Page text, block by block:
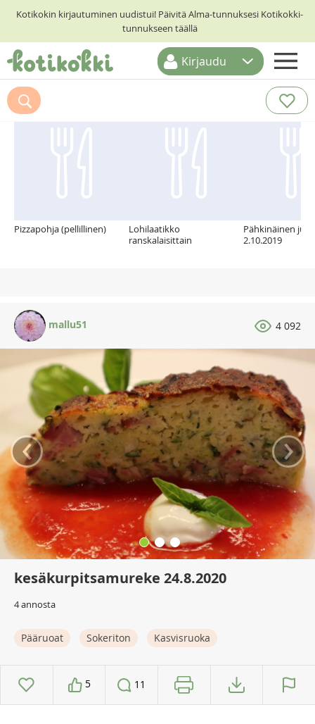
Kotikokin kirjautuminen uudistui! Päivitä Alma-tunnuksesi Kotikokki-
tunnukseen täällä
ETUSIVU
RESEPTIHAKU
Kirjaudu
Suosittelemme myös
Pizzapohja (pellillinen)
Lohilaatikko
ranskalaisittain
Pähkinäinen
2.10.2019
mallu51 4 092
‹ ›
kesäkurpitsamureke 24.8.2020
4 annosta
Pääruoat Sokeriton Kasvisruoka
5 11